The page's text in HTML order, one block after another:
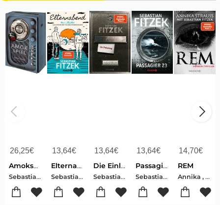
26,25€
Amokspiel
Sebastian , Fitzek
13,64€
Elternabend
Sebastian , Fitzek
13,64€
Die Einladung
Sebastian , Fitzek
13,64€
Passagier 23
Sebastian , Fitzek
14,70€
REM
Annika , Strauss-Sebastian , Fitzek